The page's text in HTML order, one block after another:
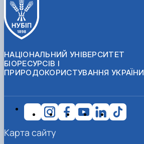
НАЦІОНАЛЬНИЙ УНІВЕРСИТЕТ
БІОРЕСУРСІВ І
ПРИРОДОКОРИСТУВАННЯ УКРАЇНИ
Карта сайту